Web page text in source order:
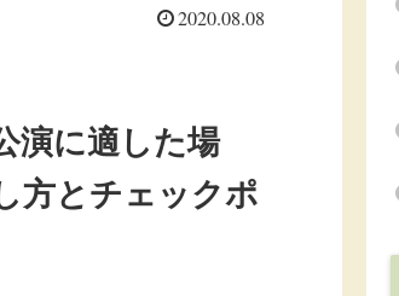
2020.08.08
演に適した場
方とチェックポ